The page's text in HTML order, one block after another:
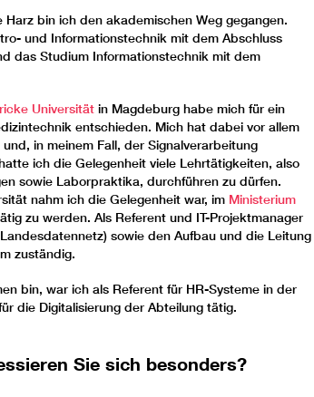
bin ich den akademischen Weg gegangen.
und Informationstechnik mit dem Abschluss
das Studium Informationstechnik mit dem
Universität in Magdeburg habe mich für ein
entschieden. Mich hat dabei vor allem
in meinem Fall, der Signalverarbeitung
ich die Gelegenheit viele Lehrtätigkeiten, also
sowie Laborpraktika, durchführen zu dürfen.
nahm ich die Gelegenheit war, im Ministerium
zu werden. Als Referent und IT-Projektmanager
sowie den Aufbau und die Leitung
zuständig.
bin, war ich als Referent für HR-Systeme in der
die Digitalisierung der Abteilung tätig.
Sie sich besonders?